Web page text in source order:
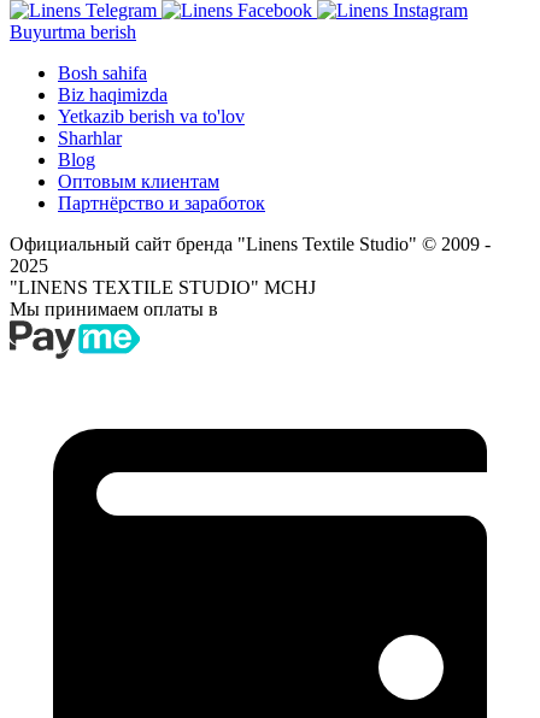
Buyurtma berish
Bosh sahifa
Biz haqimizda
Yetkazib berish va to'lov
Sharhlar
Blog
Оптовым клиентам
Партнёрство и заработок
Официальный сайт бренда "Linens Textile Studio" © 2009 -
2025
"LINENS TEXTILE STUDIO" MCHJ
Мы принимаем оплаты в